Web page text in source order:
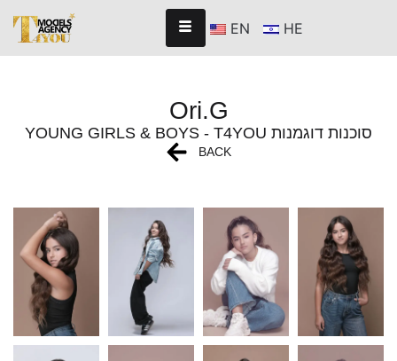
EN HE
Ori.G
YOUNG GIRLS & BOYS - T4YOU סוכנות דוגמנות
BACK